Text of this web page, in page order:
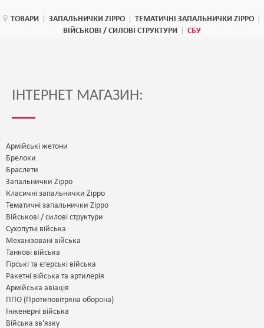
ТОВАРИ ЗАПАЛЬНИЧКИ ZIPPO ТЕМАТИЧНІ ЗАПАЛЬНИЧКИ ZIPPO
ВІЙСЬКОВІ / СИЛОВІ СТРУКТУРИ
СБУ
ІНТЕРНЕТ МАГАЗИН:
Армійські жетони
Брелоки
Браслети
Запальнички Zippo
Класичні запальнички Zippo
Тематичні запальнички Zippo
Військові / силові структури
Сухопутні війська
Механізовані війська
Танкові війська
Гірські та єгерські війська
Ракетні війська та артилерія
Армійська авіація
ППО (Протиповітряна оборона)
Інженерні війська
Війська зв'язку